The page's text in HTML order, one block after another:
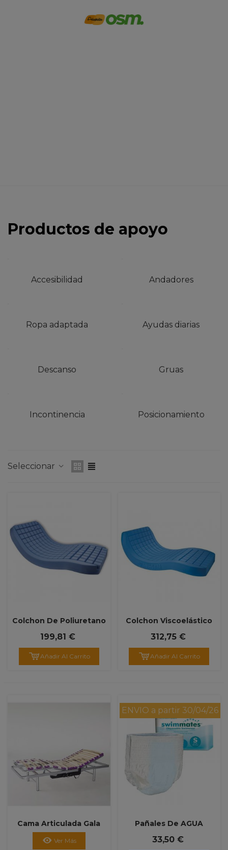
Productos de apoyo
Accesibilidad Andadores
Ropa adaptada Ayudas diarias
Descanso Gruas
Incontinencia Posicionamiento
Seleccionar
Colchon De Poliuretano
Polyplot
199,81 €
Añadir Al Carrito
Colchon Viscoelástico
VISCOFLEX
312,75 €
Añadir Al Carrito
Cama Articulada Gala
Ver Más
ENVIO a partir 30/04/26
Pañales De AGUA
Personas Con
33,50 €